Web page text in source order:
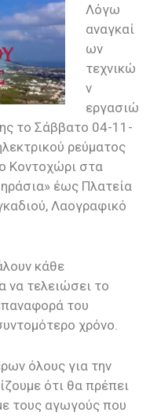
Λόγω
αναγκαί
ων
τεχνικώ
ν
εργασιώ
το Σάββατο 04-11-
ρεύματος
Κοντοχώρι στα
έως Πλατεία
Λαογραφικό
κάθε
να τελειώσει το
του
χρόνο.
όλους για την
ότι θα πρέπει
τους αγωγούς που